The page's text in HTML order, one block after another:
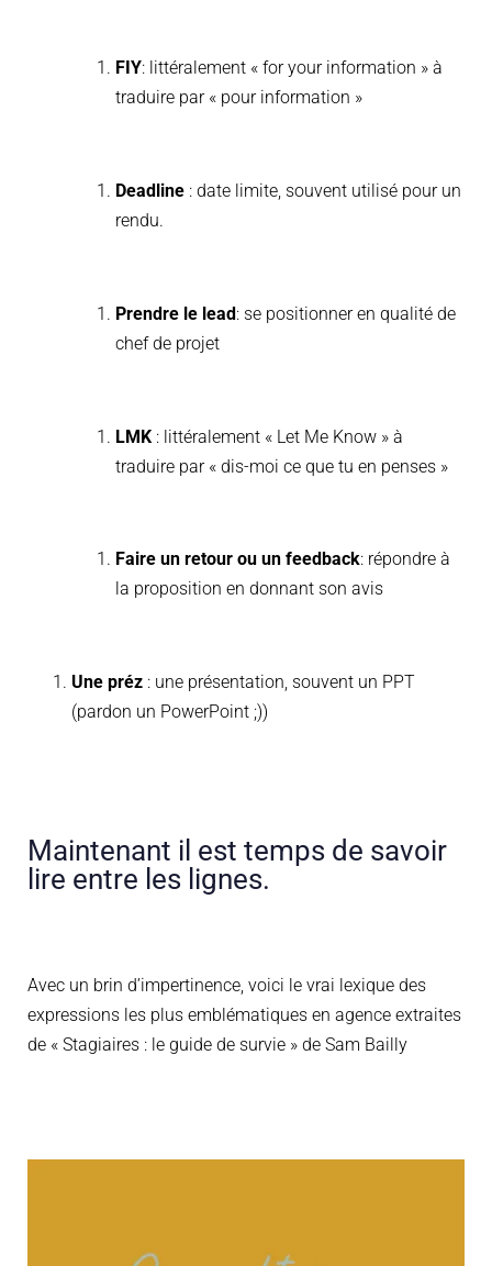
FIY: littéralement « for your information » à
traduire par « pour information »
Deadline : date limite, souvent utilisé pour un
rendu.
Prendre le lead: se positionner en qualité de
chef de projet
LMK : littéralement « Let Me Know » à
traduire par « dis-moi ce que tu en penses »
Faire un retour ou un feedback: répondre à
la proposition en donnant son avis
Une préz : une présentation, souvent un PPT
(pardon un PowerPoint ;))
Maintenant il est temps de savoir
lire entre les lignes.
Avec un brin d’impertinence, voici le vrai lexique des
expressions les plus emblématiques en agence extraites
de « Stagiaires : le guide de survie » de Sam Bailly